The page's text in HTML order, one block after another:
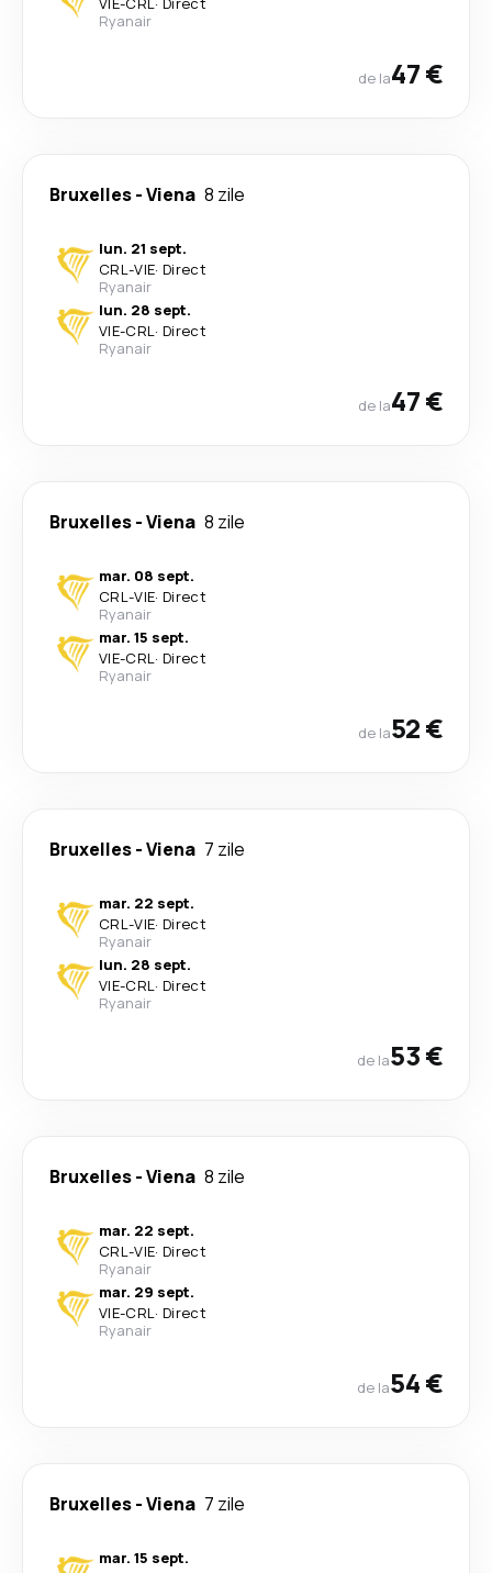
Ryanair
de la47 €
Bruxelles-Viena 8 zile
lun. 21 sept.
CRL-VIE· Direct
Ryanair
lun. 28 sept.
VIE-CRL· Direct
Ryanair
de la47 €
Bruxelles-Viena 8 zile
mar. 08 sept.
CRL-VIE· Direct
Ryanair
mar. 15 sept.
VIE-CRL· Direct
Ryanair
de la52 €
Bruxelles-Viena 7 zile
mar. 22 sept.
CRL-VIE· Direct
Ryanair
lun. 28 sept.
VIE-CRL· Direct
Ryanair
de la53 €
Bruxelles-Viena 8 zile
mar. 22 sept.
CRL-VIE· Direct
Ryanair
mar. 29 sept.
VIE-CRL· Direct
Ryanair
de la54 €
Bruxelles-Viena 7 zile
mar. 15 sept.